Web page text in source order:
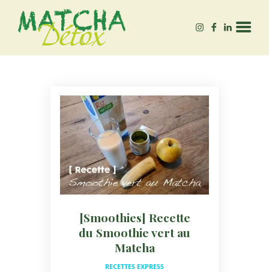
MATCHA-DÉTOX
Autrice – Experte en Matcha bio, & bien-être 🌱
QUEL MATCHA ACHETER
BLOG
[Smoothies] Recette
du Smoothie vert au
Matcha
RECETTES EXPRESS